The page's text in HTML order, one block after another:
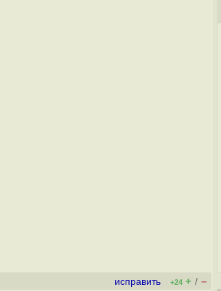
исправить +24 + / –